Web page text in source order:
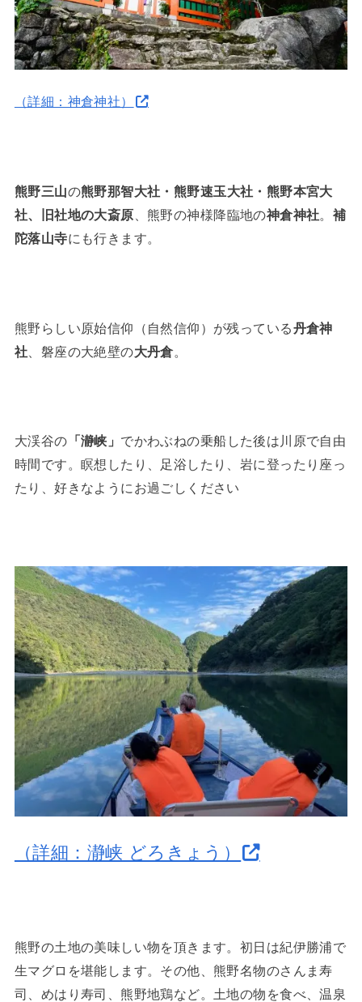
（詳細：神倉神社）
熊野三山の熊野那智大社・熊野速玉大社・熊野本宮大
社、旧社地の大斎原 、熊野の神様降臨地の神倉神社。 補
陀落山寺にも行きます。
熊野らしい原始信仰（自然信仰）が残っている丹倉神
社 、磐座の大絶壁の大丹倉。
大渓谷の 「瀞峡」 でかわぶねの乗船した後は川原で自由
時間です。瞑想したり、足浴したり、岩に登ったり座っ
たり、好きなようにお過ごしください
（詳細：瀞峡 どろきょう）
熊野の土地の美味しい物を頂きます。初日は紀伊勝浦で
生マグロを堪能します。その他、熊野名物のさんま寿
司、めはり寿司、熊野地鶏など。土地の物を食べ、温泉